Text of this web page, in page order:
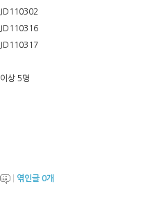
JD110302
JD110316
JD110317
이상 5명
엮인글 0개